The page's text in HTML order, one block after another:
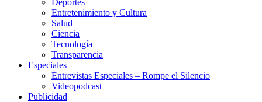
Deportes
Entretenimiento y Cultura
Salud
Ciencia
Tecnología
Transparencia
Especiales
Entrevistas Especiales – Rompe el Silencio
Videopodcast
Publicidad